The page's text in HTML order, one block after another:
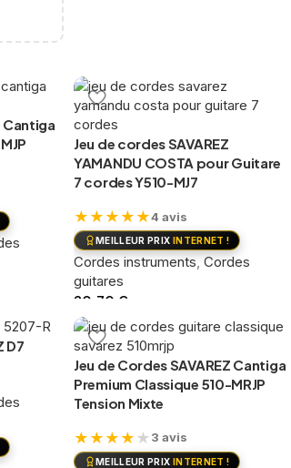
Cantiga
Jeu de cordes SAVAREZ
YAMANDU COSTA pour Guitare
7 cordes Y510-MJ7
★ ★ ★ ★ ★4 avis
MEILLEUR PRIX INTERNET !
Cordes instruments, Cordes
guitares
20,70 €
Ajouter au panier
D7
Jeu de Cordes SAVAREZ Cantiga
Premium Classique 510-MRJP
Tension Mixte
★ ★ ★ ★ ★ 3 avis
MEILLEUR PRIX INTERNET !